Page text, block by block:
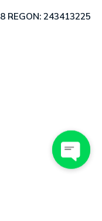
REGON: 243413225